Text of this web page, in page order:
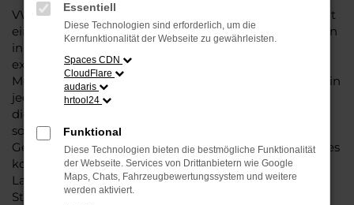
VW ID.4 Gebrauchtwagen liegen im Trend und das hat
einen vergleichsweise einfachen Grund. Ob für Fahrten
in und um Dortmund oder längere Strecken: es
existieren schlichtweg kaum Fahrzeuge, die diesem
Modell das Wasser reichen können. Die Qualität steht in
jeder Modellgeneration außer Frage. Hinzu kommen
die vielfältigen Möglichkeiten einer Individualisierung
sowie die zahlreichen Assistenzsysteme. Ein VW ID.4
Gebrauchtwagen für Dortmund ist ein Fahrzeug, wie es
kompletter nicht sein könnte und überzeugt durch
Langlebigkeit und einen sehr soliden Werterhalt. Bei
Steinböhmer kommt hinzu, dass Sie sich über einen
Essentiell
Diese Technologien sind erforderlich, um die
Kernfunktionalität der Webseite zu gewährleisten.
Spaces CDN
CloudFlare
audaris
hrtool24
Funktional
Diese Technologien bieten die bestmögliche Funktionalität
der Webseite. Services von Drittanbietern wie Google
Maps, Chats, Fahrzeugbewertungssystem und weitere
werden aktiviert.